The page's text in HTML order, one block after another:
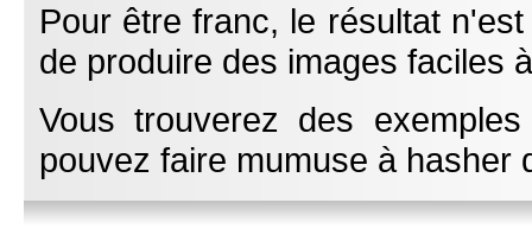
Pour être franc, le résultat
de produire des images faciles
Vous trouverez des
pouvez faire mumuse à